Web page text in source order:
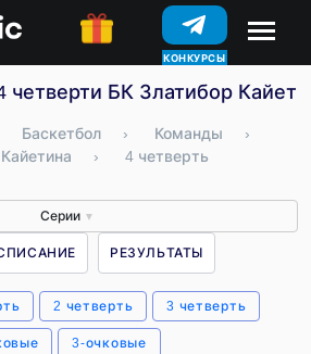
КОНКУРСЫ
четверти БК Златибор
Баскетбол › Команды
›
› 4 четверть
Серии ▼
РЕЗУЛЬТАТЫ
2 четверть 3 четверть
3-очковые